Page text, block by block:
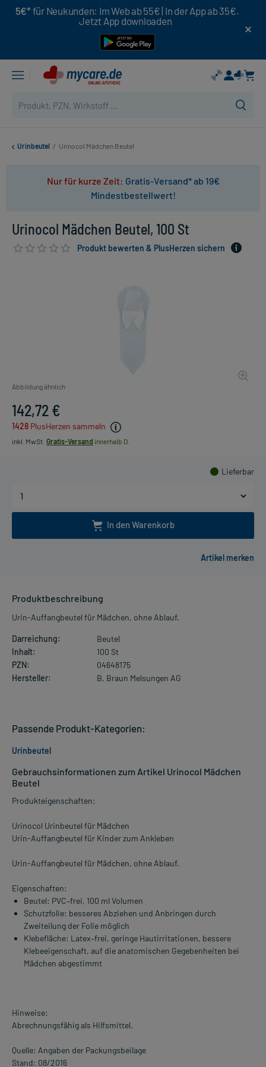
5€* für Neukunden: Im Web ab 55€ | In der App ab 35€.
Jetzt App downloaden
Urinbeutel / Urinocol Mädchen Beutel
Nur für kurze Zeit: Gratis-Versand* ab 19€
Mindestbestellwert!
Urinocol Mädchen Beutel, 100 St
Produkt bewerten & PlusHerzen sichern
Abbildung ähnlich
142,72 €
1428 PlusHerzen sammeln
inkl. MwSt. Gratis-Versand innerhalb D.
Lieferbar
In den Warenkorb
Produktbeschreibung
Urin-Auffangbeutel für Mädchen, ohne Ablauf.
Darreichung:
Beutel
Inhalt:
100 St
PZN:
04648175
Hersteller:
B. Braun Melsungen AG
Gebrauchsinformationen zum Artikel Urinocol Mädchen
Beutel
Produkteigenschaften:
Urinocol Urinbeutel für Mädchen
Urin-Auffangbeutel für Kinder zum Ankleben
Urin-Auffangbeutel für Mädchen, ohne Ablauf.
Eigenschaften:
Beutel: PVC–frei, 100 ml Volumen
Schutzfolie: besseres Abziehen und Anbringen durch
Zweiteilung der Folie möglich
Klebefläche: Latex–frei, geringe Hautirritationen, bessere
Klebeeigenschaft, auf die anatomischen Gegebenheiten bei
Mädchen abgestimmt
Hinweise:
Abrechnungsfähig als Hilfsmittel.
Quelle: Angaben der Packungsbeilage
Stand: 08/2016
Passende Produkt-Kategorien:
Urinbeutel